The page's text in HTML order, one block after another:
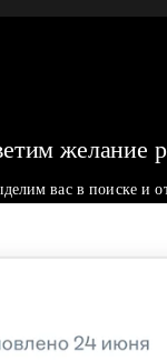
желание
вас в поиске и